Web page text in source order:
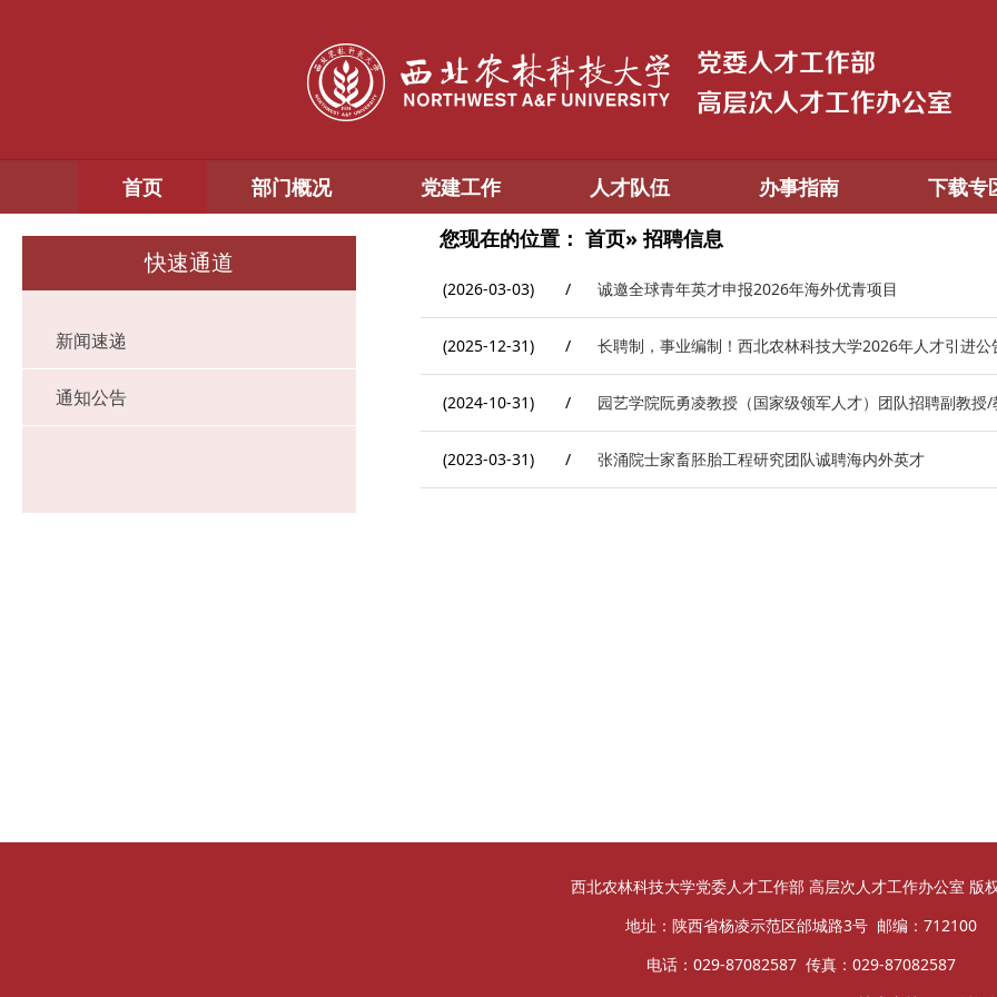
首页 部门概况 党建工作 人才队伍 办事指南 下载专
快速通道
新闻速递
通知公告
您现在的位置： 首页» 招聘信息
(2026-03-03) / 诚邀全球青年英才申报2026年海外优青项目
(2025-12-31) / 长聘制，事业编制！西北农林科技大学2026年人才引进公
(2024-10-31) / 园艺学院阮勇凌教授（国家级领军人才）团队招聘副教授/
(2023-03-31) / 张涌院士家畜胚胎工程研究团队诚聘海内外英才
西北农林科技大学党委人才工作部 高层次人才工作办公室 版
地址：陕西省杨凌示范区邰城路3号 邮编：712100
电话：029-87082587 传真：029-87082587